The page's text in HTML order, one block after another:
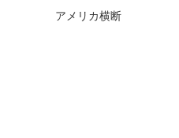
アメリカ横断